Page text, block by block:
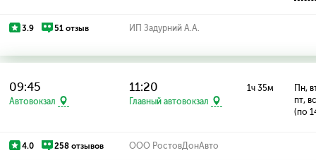
3.9 51 отзыв ИП Задурний А.А.
09:45
Автовокзал
11:20
Главный автовокзал
1ч 35м
Пн,
пт,
(по
4.0 258 отзывов ООО РостовДонАвто